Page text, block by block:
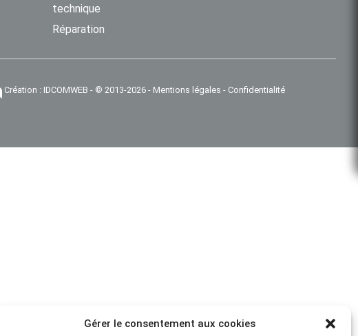
Gérer le consentement aux cookies
technique
Réparation
Création : IDCOMWEB - © 2013-2026 - Mentions légales - Confidentialité